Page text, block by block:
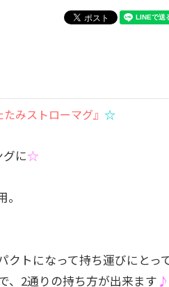
みストローマグ』 ☆
に☆
クトになって持ち運びにとっ
、2通りの持ち方が出来ます ♪